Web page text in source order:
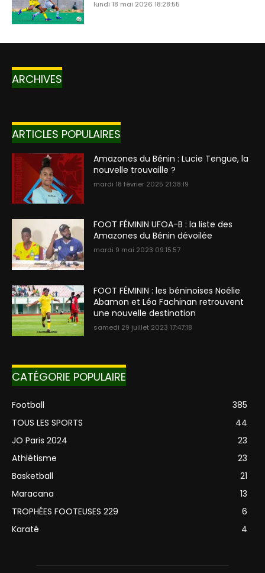
lundi 18 mai 2026 18:28:55
ARCHIVES
ARTICLES POPULAIRES
Amazones du Bénin : Lucie Tengue, la
nouvelle trouvaille ?
mardi 18 février 2025 21:38:19
FOOT FÉMININ UFOA-B : la liste des
Amazones du Bénin dévoilée
mardi 9 mai 2023 09:15:57
FOOT FÉMININ : les béninoises Noélie
Abamon et Léa Fachinan retrouvent
une nouvelle destination
samedi 29 juillet 2023 17:47:18
CATÉGORIE POPULAIRE
Football
385
TOUS LES SPORTS
44
JO Paris 2024
23
Athlétisme
23
Basketball
21
Maracana
13
TROPHÉES FOOTEUSES 229
6
Karaté
4